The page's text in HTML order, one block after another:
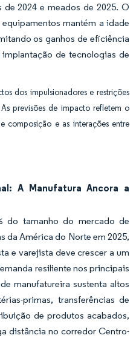
de 2024 e meados de 2025. O
mantém a idade
os ganhos de eficiência
de tecnologias de
dos impulsionadores e restrições
previsões de impacto refletem o
composição e as interações entre
A Manufatura Ancora a
do tamanho do mercado de
da América do Norte em 2025,
e varejista deve crescer a um
resiliente nos principais
manufatureira sustenta altos
primas, transferências de
de produtos acabados,
distância no corredor Centro-